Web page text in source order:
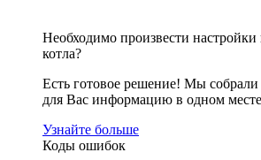
Необходимо произвести
котла?
Есть готовое решение! Мы
для Вас информацию в одном месте
Узнайте больше
Коды ошибок